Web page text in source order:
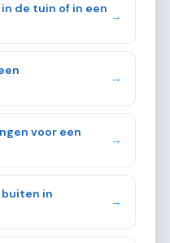
de tuin of in een
→
→
voor een
→
buiten in
→